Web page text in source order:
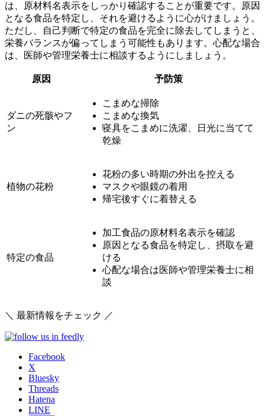
は、原材料名表示をしっかり確認することが重要です。原因
となる食品を特定し、それを避けるように心がけましょう。
ただし、自己判断で特定の食品を完全に除去してしまうと、
栄養バランスが偏ってしまう可能性もあります。心配な場合
は、医師や管理栄養士に相談するようにしましょう。
原因 予防策
ダニの死骸やフ
ン
こまめな掃除
こまめな換気
寝具をこまめに洗濯、日光に当てて
乾燥
植物の花粉
花粉の多い時期の外出を控える
マスクや眼鏡の着用
帰宅後すぐに着替える
特定の食品
加工食品の原材料名表示を確認
原因となる食品を特定し、摂取を避
ける
心配な場合は医師や管理栄養士に相
談
＼ 最新情報をチェック ／
Facebook
X
Bluesky
Threads
Hatena
LINE